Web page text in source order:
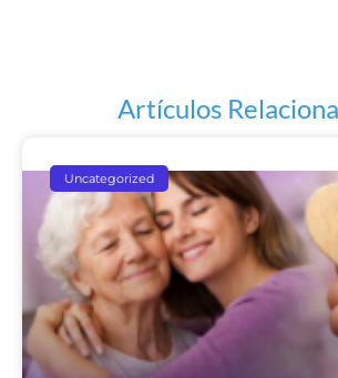
Artículos
Uncategorized